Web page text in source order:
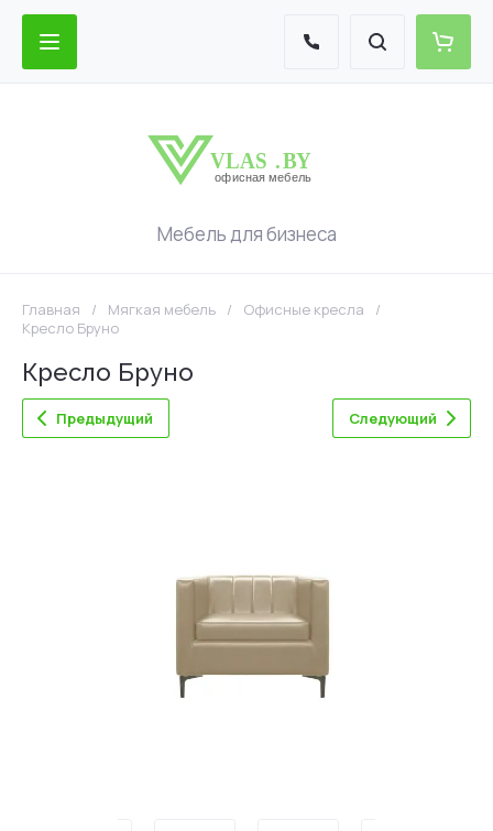
Мебель для бизнеса
Главная / Мягкая мебель / Офисные кресла
/
Кресло Бруно
Кресло Бруно
Предыдущий Следующий